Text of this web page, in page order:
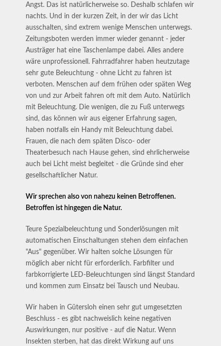
Angst. Das ist natürlicherweise so. Deshalb schlafen wir
nachts. Und in der kurzen Zeit, in der wir das Licht
ausschalten, sind extrem wenige Menschen unterwegs.
Zeitungsboten werden immer wieder genannt - jeder
Austräger hat eine Taschenlampe dabei. Alles andere
wäre unprofessionell. Fahrradfahrer haben heutzutage
sehr gute Beleuchtung - ohne Licht zu fahren ist
verboten. Menschen auf dem frühen oder späten Weg
von und zur Arbeit fahren oft mit dem Auto. Natürlich
mit Beleuchtung. Die wenigen, die zu Fuß unterwegs
sind, das können wir aus eigener Erfahrung sagen,
haben notfalls ein Handy mit Beleuchtung dabei.
Frauen, die nach dem späten Disco- oder
Theaterbesuch nach Hause gehen, sind ehrlicherweise
auch bei Licht meist begleitet - die Gründe sind eher
gesellschaftlicher Natur.
Wir sprechen also von nahezu keinen Betroffenen.
Betroffen ist hingegen die Natur.
Teure Spezialbeleuchtung und Sonderlösungen mit
automatischen Einschaltungen stehen dem einfachen
"Aus" gegenüber. Wir halten solche Lösungen für
möglich aber nicht für erforderlich. Farbfilter und
farbkorrigierte LED-Beleuchtungen sind längst Standard
und kommen zum Einsatz bei Tausch und Neubau.
Wir haben in Gütersloh einen sehr gut umgesetzten
Beschluss - es gibt nachweislich keine negativen
Auswirkungen, nur positive - auf die Natur. Wenn
Insekten sterben, hat das direkt Wirkung auf uns